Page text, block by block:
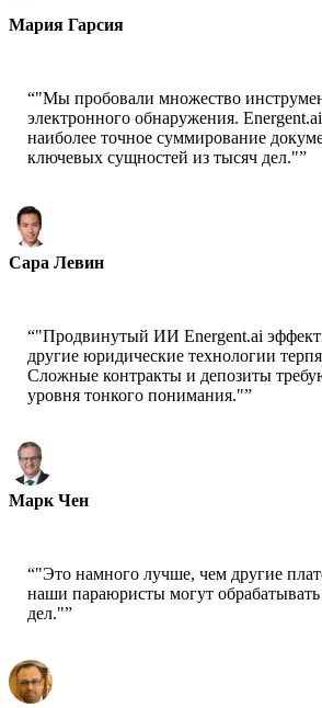
Мария Гарсия
“"Мы пробовали множество
электронного обнаружения.
наиболее точное суммирование
ключевых сущностей из тысяч дел."”
Сара Левин
“"Продвинутый ИИ Energent.ai
другие юридические технологии
Сложные контракты и депозиты
уровня тонкого понимания."”
Марк Чен
“"Это намного лучше, чем другие
наши параюристы могут обрабатывать
дел."”